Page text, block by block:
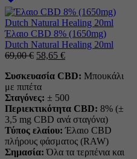
Έλαιο CBD 8% (1650mg)
Dutch Natural Healing 20ml
69,00€ Η
τιμή
ήταν:
69,00 €.
58,65 €Η
τιμή
58,65 €.
Συσκευασία CBD: Μπουκάλι
με πιπέτα
Σταγόνες: ± 500
Περιεκτικότητα CBD: 8% (±
3,5 mg CBD ανά σταγόνα)
Τύπος ελαίου: Έλαιο CBD
πλήρους φάσματος (RAW)
Σημασία: Όλα τα τερπένια και